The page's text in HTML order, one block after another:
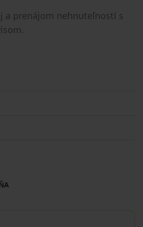
a prenájom nehnuteľností s